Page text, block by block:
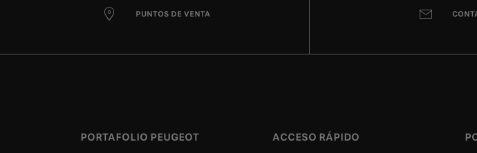
PUNTOS DE VENTA
PORTAFOLIO PEUGEOT ACCESO RÁPIDO